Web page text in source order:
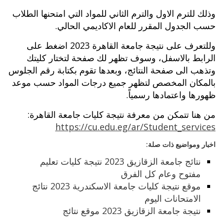
وذلك للترم الاول والترم الثاني للمواد التي امتحنها الطلاب
حسب الجدول المقرر للعام الاكاديمي الحالي.
وللتعرف على نتيجة جامعة القاهرة 2023 اضغط على
الرابط بالاسفل، وسوف تظهر لك صفحة لتختار كليتك
وتذهب الى صفحة النتائج، وبعدها تقوم بكتابة رقم الجلوس
بالمكان المخصص لتظهر جميع درجات المواد حسب موعد
ظهورها واعتمادها رسمياً.
من هنا تتمكن من معرفة نتيجة كليات جامعة القاهرة:
https://cu.edu.eg/ar/Student_services
اخبار ومواضيع ذات صلة:
نتائج جامعة الزقازيق 2023 نتيجة كليات تعليم
مفتوح وعام كل الفرق
موقع نتيجة كليات جامعة الاسكندرية 2023 نتائج
الامتحانات اليوم
نتيجة جامعة الزقازيق 2023 موقع نتائج